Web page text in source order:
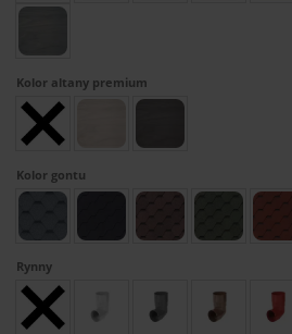
Kolor altany premium
Kolor gontu
Rynny